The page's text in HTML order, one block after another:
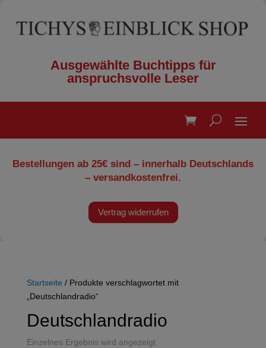
Ausgewählte Buchtipps für
anspruchsvolle Leser
Bestellungen ab 25€ sind – innerhalb Deutschlands
– versandkostenfrei.
Vertrag widerrufen
Startseite / Produkte verschlagwortet mit
„Deutschlandradio“
Deutschlandradio
Einzelnes Ergebnis wird angezeigt